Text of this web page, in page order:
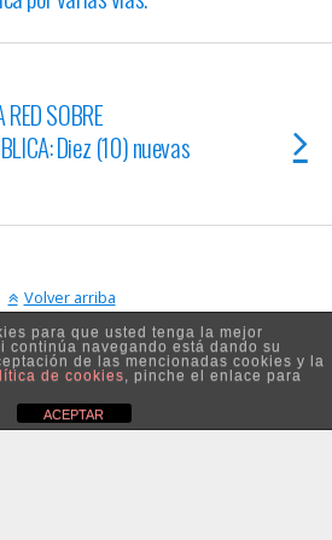
SOBRE
Diez (10) nuevas
Volver arriba
Escritorio
para que usted tenga la mejor
continúa navegando está dando su
de las mencionadas cookies y la
de cookies, pinche el enlace para
ACEPTAR